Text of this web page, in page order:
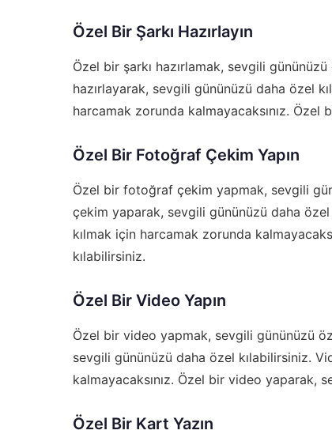
Özel Bir Şarkı Hazırlayın
Özel bir şarkı hazırlamak, sevgili gününüzü
hazırlayarak, sevgili gününüzü daha özel
harcamak zorunda kalmayacaksınız. Özel
Özel Bir Fotoğraf Çekim Yapın
Özel bir fotoğraf çekim yapmak, sevgili
çekim yaparak, sevgili gününüzü daha
kılmak için harcamak zorunda
kılabilirsiniz.
Özel Bir Video Yapın
Özel bir video yapmak, sevgili gününüzü
sevgili gününüzü daha özel kılabilirsiniz.
kalmayacaksınız. Özel bir video yaparak,
Özel Bir Kart Yazın